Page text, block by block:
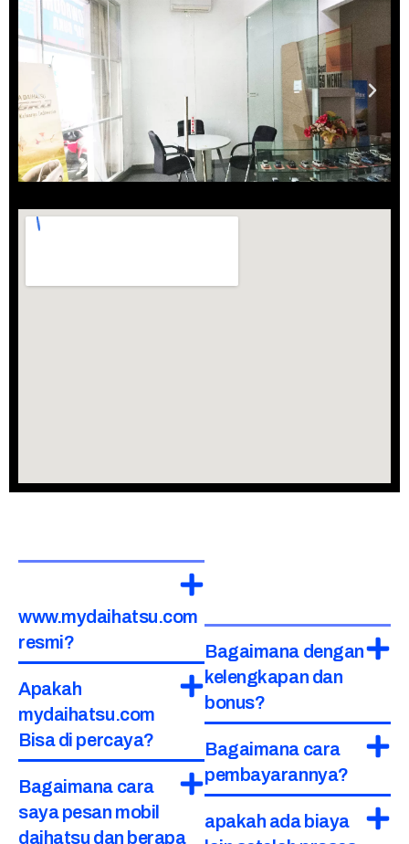
www.mydaihatsu.com
resmi?
Apakah
mydaihatsu.com
Bisa di percaya?
Bagaimana cara
saya pesan mobil
daihatsu dan berapa
Bagaimana dengan
kelengkapan dan
bonus?
Bagaimana cara
pembayarannya?
apakah ada biaya